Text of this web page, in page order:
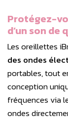
Protégez-
d’un son de
Les oreillettes
des ondes
portables, tout
conception
fréquences via
ondes